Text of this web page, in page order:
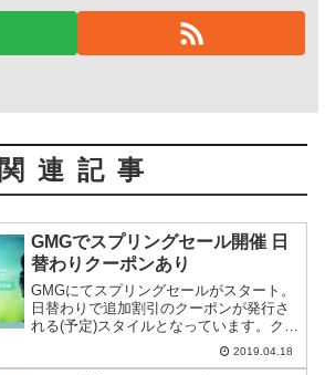
関連記事
GMGでスプリングセール開催 日
替わりクーポンあり
GMGにてスプリングセールがスタート。
日替わりで追加割引のクーポンが発行さ
れる(予定)スタイルとなっています。クー
ポンの概要とフランチャイズごとのセー
2019.04.18